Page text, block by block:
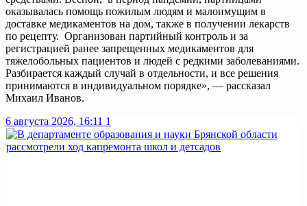
оказывалась помощь пожилым людям и малоимущим в
доставке медикаментов на дом, также в получении лекарств
по рецепту. Организован партийный контроль и за
регистрацией ранее запрещенных медикаментов для
тяжелобольных пациентов и людей с редкими заболеваниями.
Разбирается каждый случай в отдельности, и все решения
принимаются в индивидуальном порядке», — рассказал
Михаил Иванов.
6 августа 2026, 16:11 1